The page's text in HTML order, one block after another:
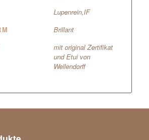
Lupenrein,IF
Brillant
mit original Zertifikat
und Etui von
Wellendorff